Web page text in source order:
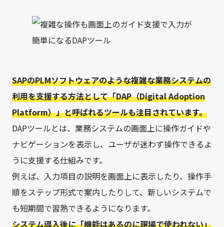
SAPのPLMソフトウェアのような複雑な業務システムの
利用を支援する方法として「DAP（Digital Adoption
Platform）」と呼ばれるツールも注目されています。
DAPツールとは、業務システムの画面上に操作ガイドや
ナビゲーションを表示し、ユーザが迷わず操作できるよ
うに支援する仕組みです。
例えば、入力項目の説明を画面上に表示したり、操作手
順をステップ形式で案内したりして、新しいシステムで
も短期間で習熟できるようになります。
システム導入後に「機能はあるのに現場で使われない」